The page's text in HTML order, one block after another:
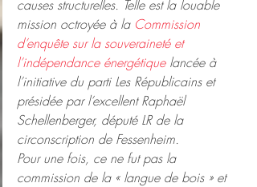
causes structurelles. Telle est la louable
mission octroyée à la Commission
d’enquête sur la souveraineté et
l’indépendance énergétique lancée à
l’initiative du parti Les Républicains et
présidée par l’excellent Raphaël
Schellenberger, député LR de la
circonscription de Fessenheim.
Pour une fois, ce ne fut pas la
commission de la « langue de bois » et